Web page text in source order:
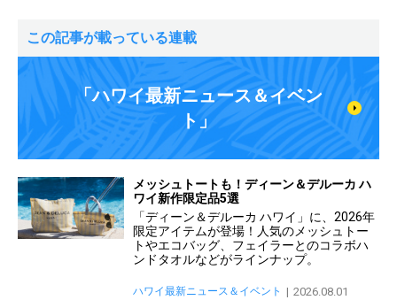
この記事が載っている連載
「ハワイ最新ニュース＆イベン
ト」
メッシュトートも！ディーン＆デルーカ ハ
ワイ新作限定品5選
「ディーン＆デルーカ ハワイ」に、2026年
限定アイテムが登場！人気のメッシュトー
トやエコバッグ、フェイラーとのコラボハ
ンドタオルなどがラインナップ。
ハワイ最新ニュース＆イベント 2026.08.01